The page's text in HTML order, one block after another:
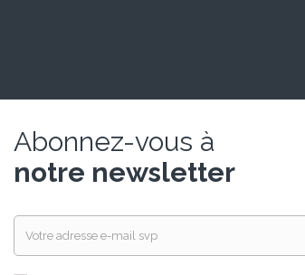
Abonnez-vous à
notre newsletter